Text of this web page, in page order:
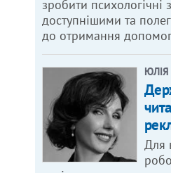
зробити психологічні
доступнішими та
до отримання
Для